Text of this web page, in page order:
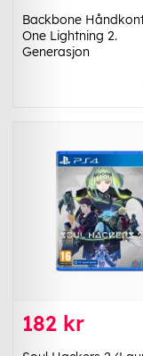
Backbone
One Lightning 2.
Generasjon
182 kr